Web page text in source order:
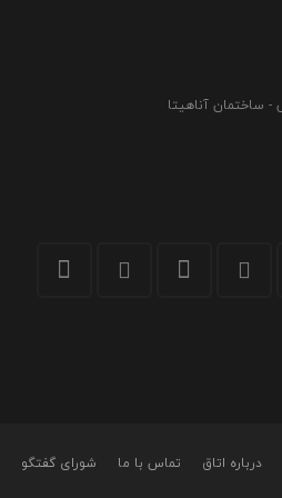
درباره اتاق تماس با ما شورای گفتگو